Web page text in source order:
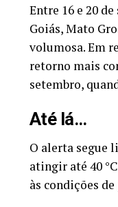
Entre 16 e 20
Goiás, Mato
volumosa. Em
retorno mais
setembro,
Até lá…
O alerta segue
atingir até 40
às condições